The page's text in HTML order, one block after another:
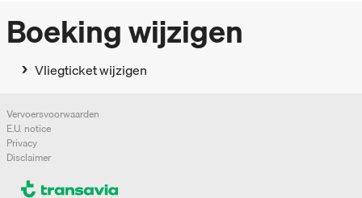
Boeking wijzigen
Vliegticket wijzigen
Vervoersvoorwaarden
E.U. notice
Privacy
Disclaimer